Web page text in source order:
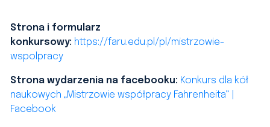
Strona i formularz
konkursowy: https://faru.edu.pl/pl/mistrzowie-
wspolpracy
Strona wydarzenia na facebooku: Konkurs dla kół
naukowych „Mistrzowie współpracy Fahrenheita” |
Facebook